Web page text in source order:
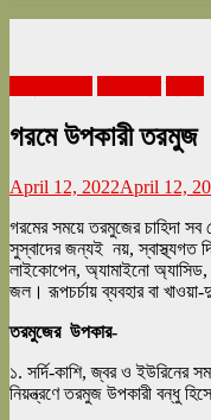
গরমে উপকারী তরমুজ
April 12, 2022April 12,
গরমের সময়ে তরমুজের চাহিদা
সুস্বাদের জন্যই নয়, স্বাস্থ্যগত
লাইকোপেন, অ্যামাইনো অ্যাসিড,
জল। রূপচর্চায় ব্যবহার বা
তরমুজের উপকার-
১. সর্দি-কাশি, জ্বর ও ইউরিনের
নিয়ন্ত্রণে তরমুজ উপকারী বন্ধু